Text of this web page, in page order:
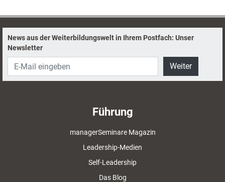
News aus der Weiterbildungswelt in Ihrem Postfach: Unser
Newsletter
Weiter
Führung
managerSeminare Magazin
Leadership-Medien
Self-Leadership
Das Blog